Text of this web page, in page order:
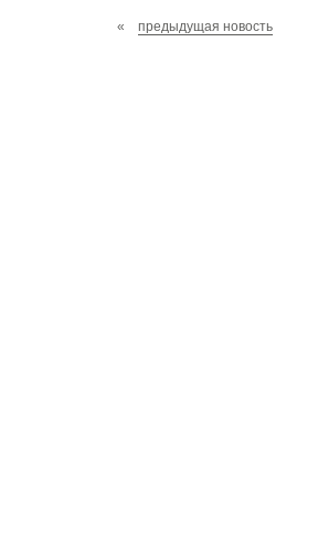
« предыдущая новость